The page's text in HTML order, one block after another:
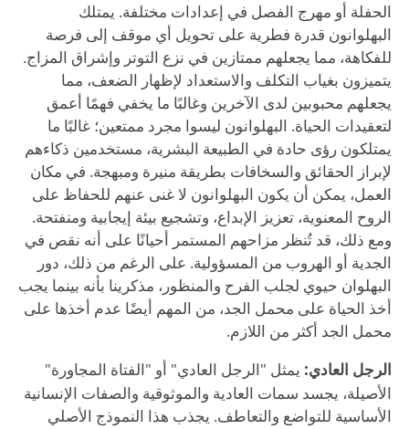
الحفلة أو مهرج الفصل في إعدادات مختلفة. يمتلك
البهلوانون قدرة فطرية على تحويل أي موقف إلى فرصة
للفكاهة، مما يجعلهم ممتازين في نزع التوتر وإشراق المزاج.
يتميزون بغياب التكلف والاستعداد لإظهار الضعف، مما
يجعلهم محبوبين لدى الآخرين وغالبًا ما يخفي فهمًا أعمق
لتعقيدات الحياة. البهلوانون ليسوا مجرد ممتعين؛ غالبًا ما
يمتلكون رؤى حادة في الطبيعة البشرية، مستخدمين ذكاءهم
لإبراز الحقائق والسخافات بطريقة منيرة ومبهجة. في مكان
العمل، يمكن أن يكون البهلوانون لا غنى عنهم للحفاظ على
الروح المعنوية، تعزيز الإبداع، وتشجيع بيئة إيجابية ومنفتحة.
ومع ذلك، قد تُنظر مزاحهم المستمر أحيانًا على أنه نقص في
الجدية أو الهروب من المسؤولية. على الرغم من ذلك، دور
البهلوان حيوي لجلب الفرح والمنظور، مذكرينا بأنه بينما يجب
أخذ الحياة على محمل الجد، من المهم أيضًا عدم أخذها على
محمل الجد أكثر من اللازم.
الرجل العادي: يمثل "الرجل العادي" أو "الفتاة المجاورة"
الأصيلة، يجسد سمات العادية والموثوقية والصفات الإنسانية
الأساسية للتواضع والتعاطف. يجذب هذا النموذج الأصلي